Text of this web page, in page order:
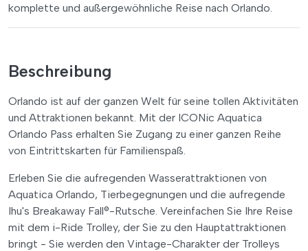
komplette und außergewöhnliche Reise nach Orlando.
Beschreibung
Orlando ist auf der ganzen Welt für seine tollen Aktivitäten
und Attraktionen bekannt. Mit der ICONic Aquatica
Orlando Pass erhalten Sie Zugang zu einer ganzen Reihe
von Eintrittskarten für Familienspaß.
Erleben Sie die aufregenden Wasserattraktionen von
Aquatica Orlando, Tierbegegnungen und die aufregende
Ihu's Breakaway Fall®-Rutsche. Vereinfachen Sie Ihre Reise
mit dem i-Ride Trolley, der Sie zu den Hauptattraktionen
bringt - Sie werden den Vintage-Charakter der Trolleys